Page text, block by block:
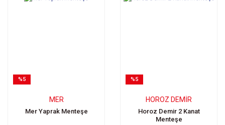
%5
MER
Mer Yaprak Menteşe
%5
HOROZ DEMIR
Horoz Demir 2 Kanat
Menteşe